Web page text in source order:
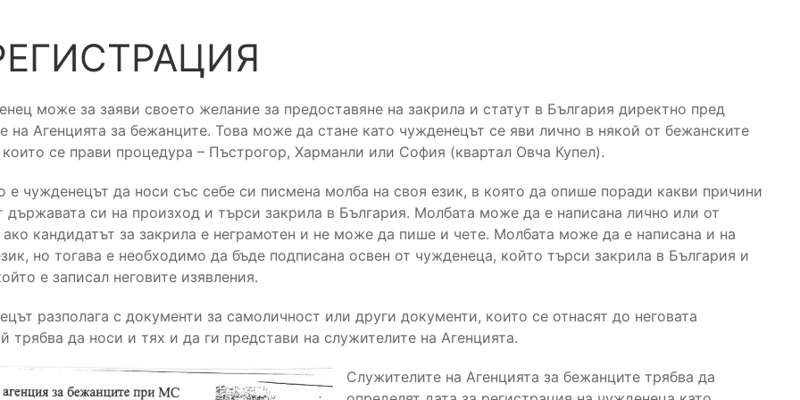
може за заяви своето желание за предоставяне на закрила и статут в България директно пред
на Агенцията за бежанците. Това може да стане като чужденецът се яви лично в някой от бежанските
които се прави процедура – Пъстрогор, Харманли или София (квартал Овча Купел).
е чужденецът да носи със себе си писмена молба на своя език, в която да опише поради какви причини
държавата си на произход и търси закрила в България. Молбата може да е написана лично или от
ако кандидатът за закрила е неграмотен и не може да пише и чете. Молбата може да е написана и на
но тогава е необходимо да бъде подписана освен от чужденеца, който търси закрила в България и
е записал неговите изявления.
разполага с документи за самоличност или други документи, които се отнасят до неговата
трябва да носи и тях и да ги представи на служителите на Агенцията.
Служителите на Агенцията за бежанците трябва да